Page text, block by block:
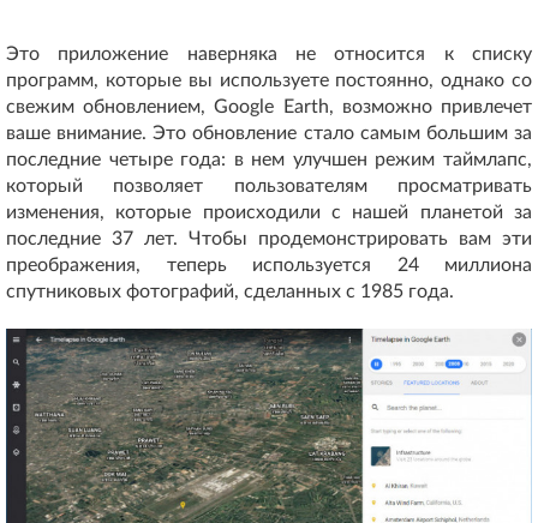
Это приложение наверняка не относится к списку
программ, которые вы используете постоянно, однако со
свежим обновлением, Google Earth, возможно привлечет
ваше внимание. Это обновление стало самым большим за
последние четыре года: в нем улучшен режим таймлапс,
который позволяет пользователям просматривать
изменения, которые происходили с нашей планетой за
последние 37 лет. Чтобы продемонстрировать вам эти
преображения, теперь используется 24 миллиона
спутниковых фотографий, сделанных с 1985 года.